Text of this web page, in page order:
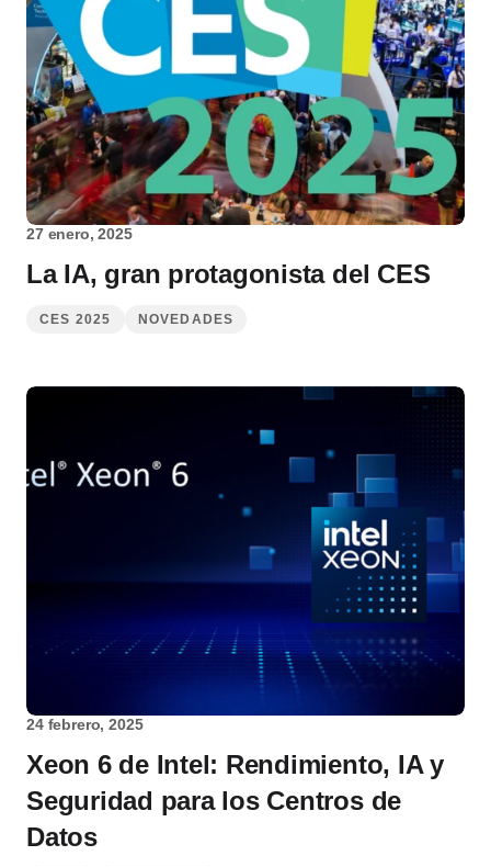
27 enero, 2025
La IA, gran protagonista del CES
CES 2025 NOVEDADES
24 febrero, 2025
Xeon 6 de Intel: Rendimiento, IA y
Seguridad para los Centros de
Datos